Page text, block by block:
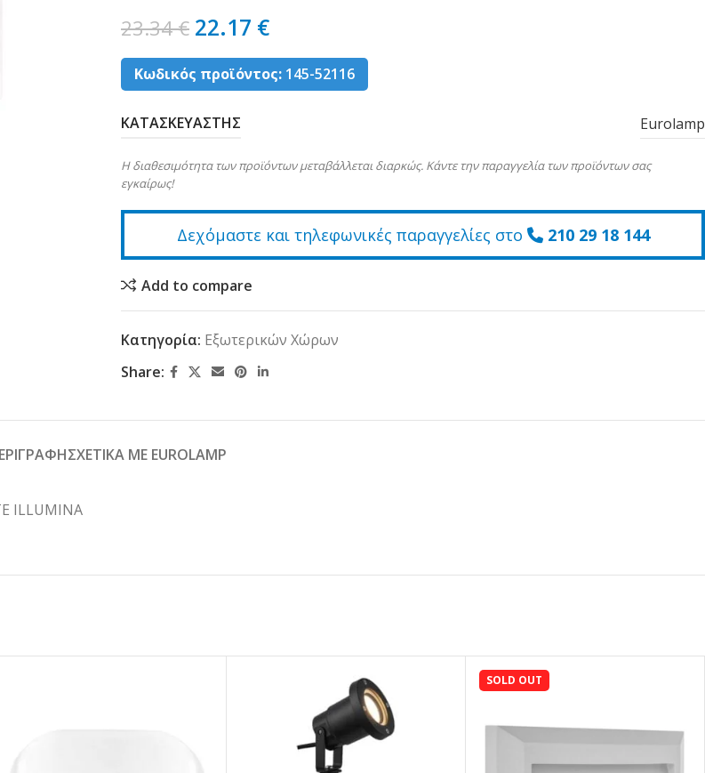
23.34€ 22.17 €
Κωδικός προϊόντος: 145-52116
ΚΑΤΑΣΚΕΥΑΣΤΗΣ Eurolamp
Η διαθεσιμότητα των προϊόντων μεταβάλλεται διαρκώς. Κάντε την παραγγελία των προϊόντων σας
εγκαίρως!
Δεχόμαστε και τηλεφωνικές παραγγελίες στο 210 29 18 144
Add to compare
Κατηγορία: Εξωτερικών Χώρων
Share:
ΣΧΕΤΙΚΑ ΜΕ EUROLAMP
ILLUMINA
SOLD OUT